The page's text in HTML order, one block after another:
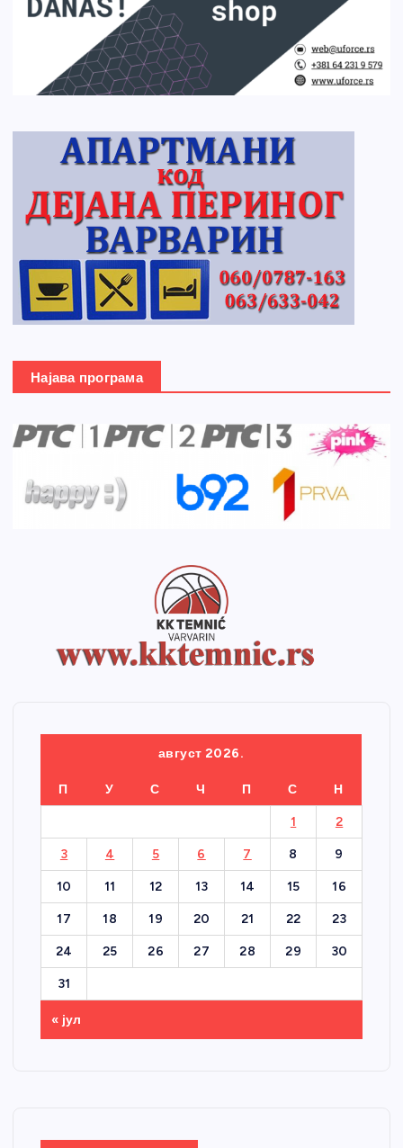
Најава програма
август 2026.
П У С Ч П С Н
1 2
3 4 5 6 7 8 9
10 11 12 13 14 15 16
17 18 19 20 21 22 23
24 25 26 27 28 29 30
31
« јул